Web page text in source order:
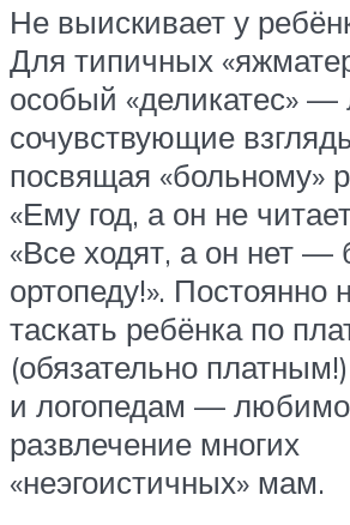
Не выискивает у
Для типичных
особый «деликатес» —
сочувствующие
посвящая «больному»
«Ему год, а он не
«Все ходят, а он нет —
ортопеду!». Постоянно
таскать ребёнка по
(обязательно
и логопедам —
развлечение многих
«неэгоистичных» мам.